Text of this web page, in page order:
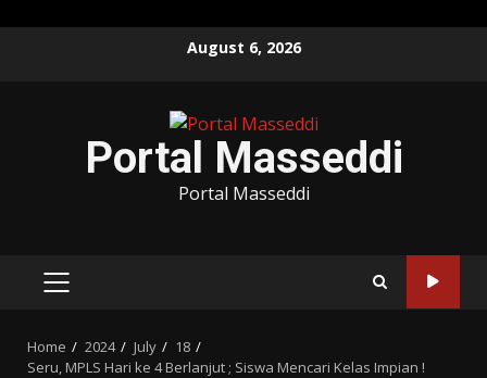
August 6, 2026
Portal Masseddi
Portal Masseddi
PRIMARY
Home 2024 July
18
Seru, MPLS Hari ke 4 Berlanjut ; Siswa Mencari Kelas Impian !